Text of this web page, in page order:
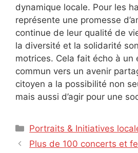
dynamique locale. Pour les
représente une promesse
continue de leur qualité de
la diversité et la solidarité
motrices. Cela fait écho à un
commun vers un avenir
citoyen a la possibilité non
mais aussi d’agir pour une
Catégories
Portraits & Initiatives
Plus de 100 concerts et